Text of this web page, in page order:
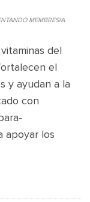
MEMBRESIA
del
el
y ayudan a la
con
apoyar los